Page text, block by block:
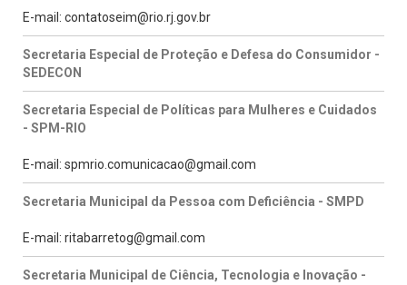
E-mail: contatoseim@rio.rj.gov.br
Secretaria Especial de Proteção e Defesa do Consumidor -
SEDECON
Secretaria Especial de Políticas para Mulheres e Cuidados
- SPM-RIO
E-mail: spmrio.comunicacao@gmail.com
Secretaria Municipal da Pessoa com Deficiência - SMPD
E-mail: ritabarretog@gmail.com
Secretaria Municipal de Ciência, Tecnologia e Inovação -